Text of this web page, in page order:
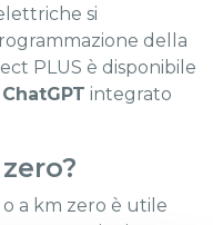
si
della
PLUS è disponibile
ChatGPT integrato
a km zero è utile